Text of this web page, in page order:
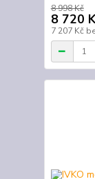
8 998 Kč
8 720
7 207 Kč